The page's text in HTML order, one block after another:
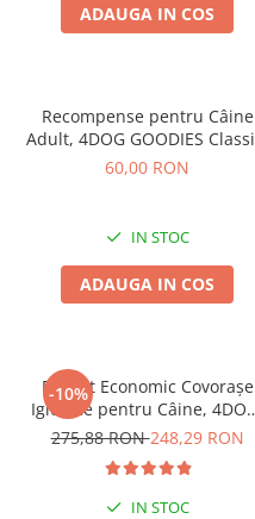
ADAUGA IN COS
Recompense pentru Câine
Adult, 4DOG GOODIES
Copan de Pui, 1kg
60,00 RON
IN STOC
ADAUGA IN COS
-10%
Pachet Economic Covorașe
Igienice pentru Câine,
60x90cm, 12x10 bucăți
275,88 RON248,29 RON
IN STOC